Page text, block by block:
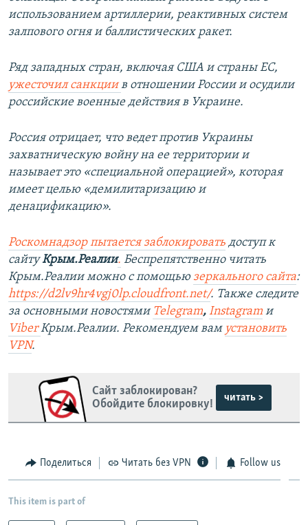
использованием артиллерии, реактивных систем
залпового огня и баллистических ракет.
Ряд западных стран, включая США и страны ЕС,
ужесточил санкциив отношении России и осудили
российские военные действия в Украине.
Россия отрицает, что ведет против Украины
захватническую войну на ее территории и
называет это «специальной операцией», которая
имеет целью «демилитаризацию и
денацификацию».
Роскомнадзор пытается заблокировать доступ к
сайтуКрым.Реалии. Беспрепятственно читать
Крым.Реалии можно с помощью зеркального сайта:
https://d2lv9hr4vgj0lp.cloudfront.net/. Также следите
за основными новостями Telegram, Instagram и
ViberКрым.Реалии. Рекомендуем вам установить
VPN.
Сайт заблокирован?
Обойдите блокировку!
читать >
Поделиться Читать без VPN Follow us
This item is part of